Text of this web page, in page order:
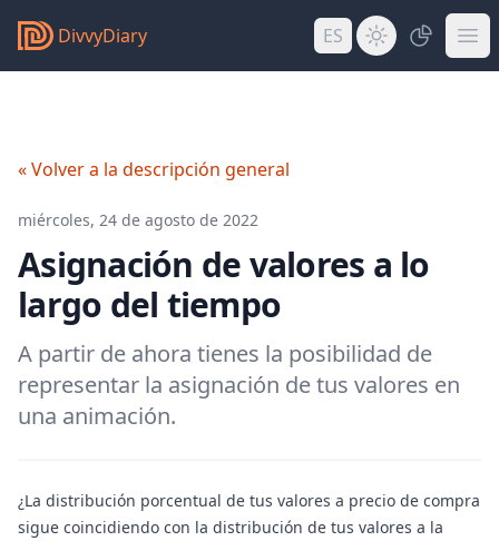
DivvyDiary ES
« Volver a la descripción general
miércoles, 24 de agosto de 2022
Asignación de valores a lo
largo del tiempo
A partir de ahora tienes la posibilidad de
representar la asignación de tus valores en
una animación.
¿La distribución porcentual de tus valores a precio de compra
sigue coincidiendo con la distribución de tus valores a la